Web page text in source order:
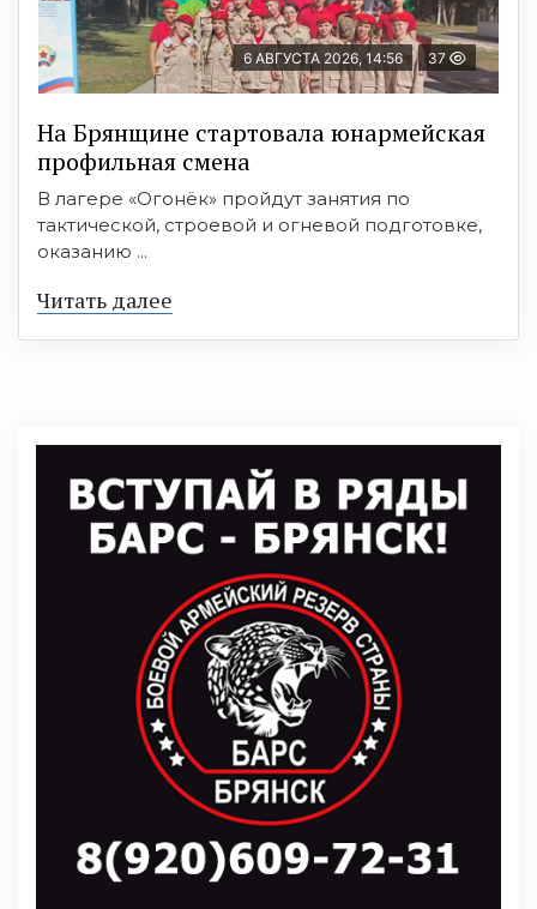
6 АВГУСТА 2026, 14:56 37
На Брянщине стартовала юнармейская
профильная смена
В лагере «Огонёк» пройдут занятия по
тактической, строевой и огневой подготовке,
оказанию ...
Читать далее